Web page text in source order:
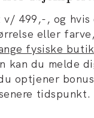
v/ 499,-, og
eller
fysiske
kan du melde
optjener
tidspunkt.